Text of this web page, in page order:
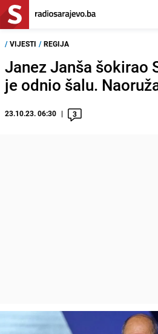
/ VIJESTI / REGIJA
Janez Janša šokirao
je odnio šalu.
23.10.23. 06:30 3